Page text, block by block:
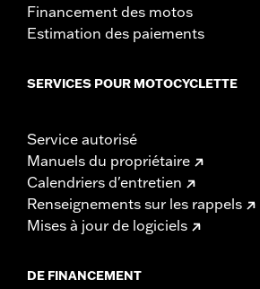
Financement des motos
Estimation des paiements
SERVICES POUR MOTOCYCLETTE
Service autorisé
Manuels du propriétaire
Calendriers d'entretien
Renseignements sur les rappels
Mises à jour de logiciels
DE FINANCEMENT